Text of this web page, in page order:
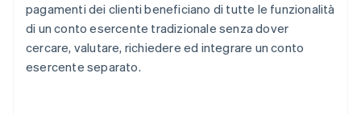
pagamenti dei clienti beneficiano di tutte le funzionalità
di un conto esercente tradizionale senza dover
cercare, valutare, richiedere ed integrare un conto
esercente separato.